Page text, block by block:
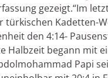
gezeigt.“Im
Kadetten-
den 4:14-
Halbzeit begann mit
Papi